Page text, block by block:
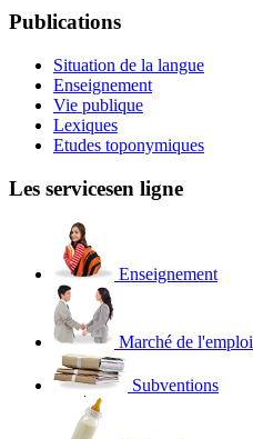
Publications
Situation de la langue
Enseignement
Vie publique
Lexiques
Etudes toponymiques
Les servicesen ligne
Enseignement
Marché de l'emploi
Subventions